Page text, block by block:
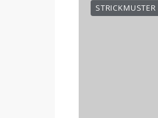
STRICKMUSTER